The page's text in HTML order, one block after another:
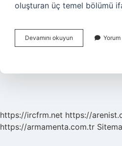
oluşturan üç temel bölümü
Devamını okuyun
Dinde
Yorum
https://ircfrm.net https://
https://armamenta.com.tr